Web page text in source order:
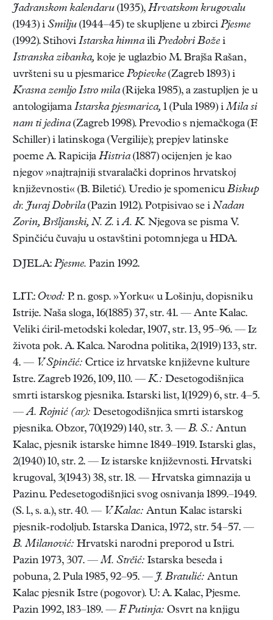
Jadranskom kalendaru (1935), Hrvatskom krugovalu
(1943) i Smilju (1944–45) te skupljene u zbirci Pjesme
(1992). Stihovi Istarska himnaili Predobri Bože i
Istranska zibanka, koje je uglazbio M. Brajša Rašan,
uvršteni su u pjesmarice Popievke (Zagreb 1893) i
Krasna zemljo Istro mila(Rijeka 1985), a zastupljen je u
antologijama Istarska pjesmarica, 1 (Pula 1989) iMila si
nam ti jedina(Zagreb 1998). Prevodio s njemačkoga (F.
Schiller) i latinskoga (Vergilije); prepjev latinske
poeme A. Rapicija Histria(1887) ocijenjen je kao
njegov »najtrajniji stvaralački doprinos hrvatskoj
književnosti« (B. Biletić). Uredio je spomenicu Biskup
dr. Juraj Dobrila(Pazin 1912). Potpisivao se i Nadan
Zorin, Bršljanski, N. Z. iA. K. Njegova se pisma V.
Spinčiću čuvaju u ostavštini potomnjega u HDA.
DJELA: Pjesme. Pazin 1992.
LIT.: Ovod: P. n. gosp. »Yorku« u Lošinju, dopisniku
Istrije. Naša sloga, 16(1885) 37, str. 41. — Ante Kalac.
Veliki ćiril-metodski koledar, 1907, str. 13, 95–96. — Iz
života pok. A. Kalca. Narodna politika, 2(1919) 133, str.
4. — V. Spinčić: Crtice iz hrvatske književne kulture
Istre. Zagreb 1926, 109, 110. — K.: Desetogodišnjica
smrti istarskog pjesnika. Istarski list, 1(1929) 6, str. 4–5.
—A. Rojnić (ar): Desetogodišnjica smrti istarskog
pjesnika. Obzor, 70(1929) 140, str. 3. — B. S.: Antun
Kalac, pjesnik istarske himne 1849–1919. Istarski glas,
2(1940) 10, str. 2. — Iz istarske književnosti. Hrvatski
krugoval, 3(1943) 38, str. 18. — Hrvatska gimnazija u
Pazinu. Pedesetogodišnjici svog osnivanja 1899.–1949.
(S. l., s. a.), str. 40. — V. Kalac: Antun Kalac istarski
pjesnik-rodoljub. Istarska Danica, 1972, str. 54–57. —
B. Milanović: Hrvatski narodni preporod u Istri.
Pazin 1973, 307. —M. Strčić: Istarska beseda i
pobuna, 2. Pula 1985, 92–95. — J. Bratulić: Antun
Kalac pjesnik Istre (pogovor). U: A. Kalac, Pjesme.
Pazin 1992, 183–189. — F. Putinja: Osvrt na knjigu